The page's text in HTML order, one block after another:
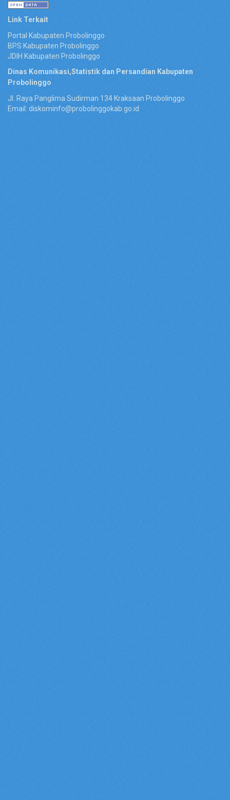
Link Terkait
Portal Kabupaten Probolinggo
BPS Kabupaten Probolinggo
JDIH Kabupaten Probolinggo
Dinas Komunikasi,Statistik dan Persandian Kabupaten
Probolinggo
Jl. Raya Panglima Sudirman 134 Kraksaan Probolinggo
Email: diskominfo@probolinggokab.go.id